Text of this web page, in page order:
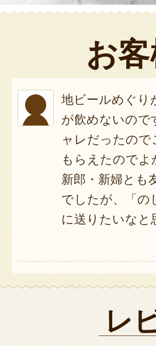
お
地ビールめぐり
が飲めないので
ャレだったの
もらえたのでよ
新郎・新婦とも
でしたが、「の
に送りたいなと
レ